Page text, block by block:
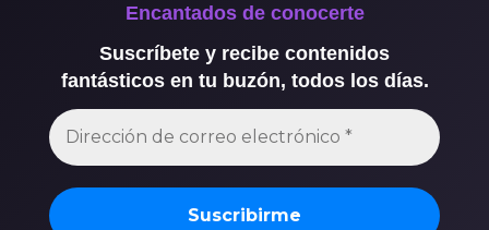
Encantados de conocerte
Suscríbete y recibe contenidos
fantásticos en tu buzón, todos los días.